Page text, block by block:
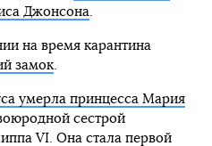
Джонсона.
на время карантина
замок.
умерла принцесса Мария
сестрой
VI. Она стала первой